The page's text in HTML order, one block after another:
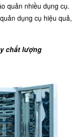
quản nhiều dụng cụ.
dụng cụ hiệu quả,
chất lượng